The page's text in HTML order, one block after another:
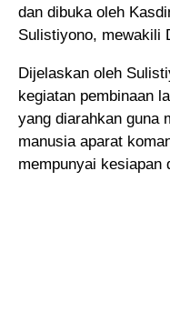
dan dibuka oleh
Sulistiyono, mewakili
Dijelaskan oleh
kegiatan pembinaan
yang diarahkan guna
manusia aparat
mempunyai kesiapan